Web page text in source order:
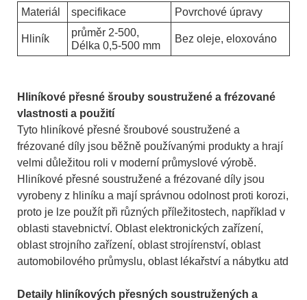
Materiál
specifikace Povrchové úpravy
Hliník
průměr 2-500,
Délka 0,5-500 mm
Bez oleje, eloxováno
Hliníkové přesné šrouby soustružené a frézované
vlastnosti a použití
Tyto hliníkové přesné šroubové soustružené a
frézované díly jsou běžně používanými produkty a hrají
velmi důležitou roli v moderní průmyslové výrobě.
Hliníkové přesné soustružené a frézované díly jsou
vyrobeny z hliníku a mají správnou odolnost proti korozi,
proto je lze použít při různých příležitostech, například v
oblasti stavebnictví. Oblast elektronických zařízení,
oblast strojního zařízení, oblast strojírenství, oblast
automobilového průmyslu, oblast lékařství a nábytku atd
Detaily hliníkových přesných soustružených a